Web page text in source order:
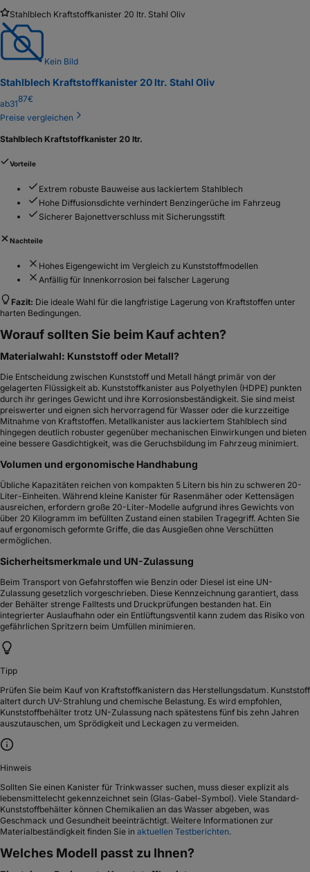
Stahlblech Kraftstoffkanister 20 ltr. Stahl Oliv
Kein Bild
Stahlblech Kraftstoffkanister 20 ltr. Stahl Oliv
ab3187€
Preise vergleichen
Stahlblech Kraftstoffkanister 20 ltr.
Vorteile
Extrem robuste Bauweise aus lackiertem Stahlblech
Hohe Diffusionsdichte verhindert Benzingerüche im Fahrzeug
Sicherer Bajonettverschluss mit Sicherungsstift
Nachteile
Hohes Eigengewicht im Vergleich zu Kunststoffmodellen
Anfällig für Innenkorrosion bei falscher Lagerung
Fazit: Die ideale Wahl für die langfristige Lagerung von Kraftstoffen unter
harten Bedingungen.
Worauf sollten Sie beim Kauf achten?
Materialwahl: Kunststoff oder Metall?
Die Entscheidung zwischen Kunststoff und Metall hängt primär von der
gelagerten Flüssigkeit ab. Kunststoffkanister aus Polyethylen (HDPE) punkten
durch ihr geringes Gewicht und ihre Korrosionsbeständigkeit. Sie sind meist
preiswerter und eignen sich hervorragend für Wasser oder die kurzzeitige
Mitnahme von Kraftstoffen. Metallkanister aus lackiertem Stahlblech sind
hingegen deutlich robuster gegenüber mechanischen Einwirkungen und bieten
eine bessere Gasdichtigkeit, was die Geruchsbildung im Fahrzeug minimiert.
Volumen und ergonomische Handhabung
Übliche Kapazitäten reichen von kompakten 5 Litern bis hin zu schweren 20-
Liter-Einheiten. Während kleine Kanister für Rasenmäher oder Kettensägen
ausreichen, erfordern große 20-Liter-Modelle aufgrund ihres Gewichts von
über 20 Kilogramm im befüllten Zustand einen stabilen Tragegriff. Achten Sie
auf ergonomisch geformte Griffe, die das Ausgießen ohne Verschütten
ermöglichen.
Sicherheitsmerkmale und UN-Zulassung
Beim Transport von Gefahrstoffen wie Benzin oder Diesel ist eine UN-
Zulassung gesetzlich vorgeschrieben. Diese Kennzeichnung garantiert, dass
der Behälter strenge Falltests und Druckprüfungen bestanden hat. Ein
integrierter Auslaufhahn oder ein Entlüftungsventil kann zudem das Risiko von
gefährlichen Spritzern beim Umfüllen minimieren.
Tipp
Prüfen Sie beim Kauf von Kraftstoffkanistern das Herstellungsdatum. Kunststoff
altert durch UV-Strahlung und chemische Belastung. Es wird empfohlen,
Kunststoffbehälter trotz UN-Zulassung nach spätestens fünf bis zehn Jahren
auszutauschen, um Sprödigkeit und Leckagen zu vermeiden.
Hinweis
Sollten Sie einen Kanister für Trinkwasser suchen, muss dieser explizit als
lebensmittelecht gekennzeichnet sein (Glas-Gabel-Symbol). Viele Standard-
Kunststoffbehälter können Chemikalien an das Wasser abgeben, was
Geschmack und Gesundheit beeinträchtigt. Weitere Informationen zur
Materialbeständigkeit finden Sie in aktuellen Testberichten.
Welches Modell passt zu Ihnen?